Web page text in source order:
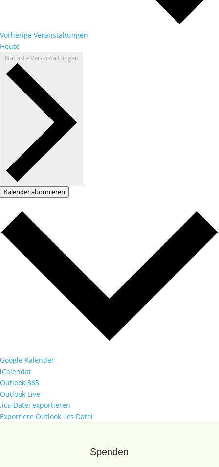
Vorherige Veranstaltungen
Heute
NächsteVeranstaltungen
Kalender abonnieren
Google Kalender
iCalendar
Outlook 365
Outlook Live
.ics-Datei exportieren
Exportiere Outlook .ics Datei
Spenden